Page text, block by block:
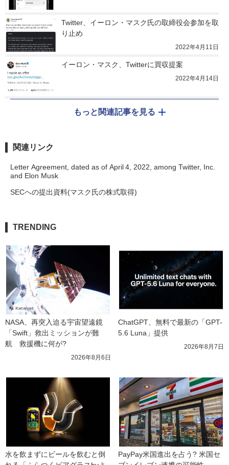
Twitter、イーロン・マスク氏の取締役会参加を取
り止め
2022年4月11日
イーロン・マスク、Twitterに買収提案
2022年4月14日
もっと関連記事を見る
関連リンク
Letter Agreement, dated as of April 4, 2022, among Twitter, Inc.
and Elon Musk
SECへの提出資料(マスク氏の株式取得)
TRENDING
NASA、再突入迫る宇宙望遠鏡
「Swift」救出ミッションが難
航　救援機に何が?
2026年8月6日
ChatGPT、無料で最新の「GPT-
5.6 Luna」提供
2026年8月7日
水を飲まずにビールを飲むと倒
PayPay米国進出を占う? 米国セ